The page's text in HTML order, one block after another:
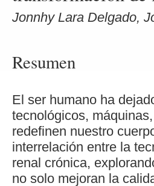
Jonnhy Lara Delgado,
Resumen
El ser humano ha
tecnológicos,
redefinen nuestro
interrelación entre la
renal crónica,
no solo mejoran la